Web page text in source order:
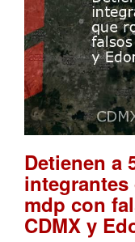
Detienen a
integrantes
mdp con
CDMX y